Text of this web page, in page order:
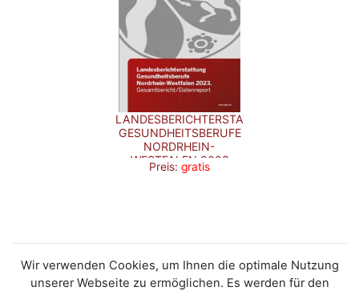
LANDESBERICHTERSTATTUNG
GESUNDHEITSBERUFE
NORDRHEIN-
WESTFALEN 2023
Preis: gratis
Wir verwenden Cookies, um Ihnen die optimale Nutzung
unserer Webseite zu ermöglichen. Es werden für den